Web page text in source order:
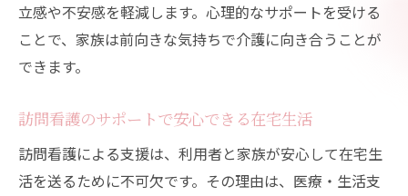
立感や不安感を軽減します。心理的なサポートを受ける
ことで、家族は前向きな気持ちで介護に向き合うことが
できます。
訪問看護のサポートで安心できる在宅生活
訪問看護による支援は、利用者と家族が安心して在宅生
活を送るために不可欠です。その理由は、医療・生活支